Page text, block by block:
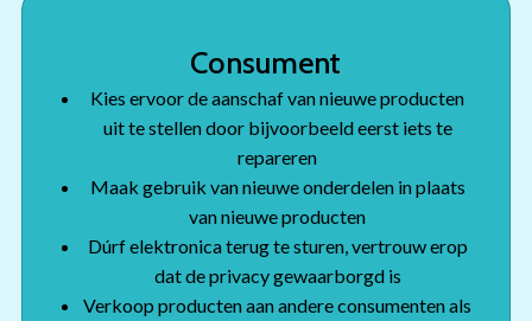
Consument
Kies ervoor de aanschaf van nieuwe producten
uit te stellen door bijvoorbeeld eerst iets te
repareren
Maak gebruik van nieuwe onderdelen in plaats
van nieuwe producten
Dúrf elektronica terug te sturen, vertrouw erop
dat de privacy gewaarborgd is
Verkoop producten aan andere consumenten als